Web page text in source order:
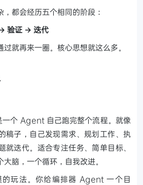
都会经历五个相同的阶段：
验证 → 迭代
就再来一圈。核心思想就这么多。
一个 Agent 自己跑完整个流程。就像
稿子，自己发现需求、规划工作、执
就迭代。适合专注任务、简单目标、
脑，一个循环，自我改进。
的玩法。你给编排器 Agent 一个目